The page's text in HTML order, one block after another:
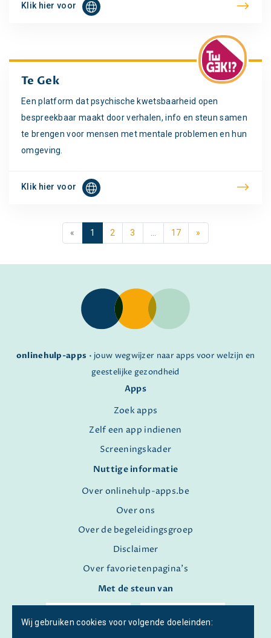
Klik hier voor
Te Gek
Een platform dat psychische kwetsbaarheid open
bespreekbaar maakt door verhalen, info en steun samen
te brengen voor mensen met mentale problemen en hun
omgeving.
Klik hier voor
« 1 2 3 17 »
onlinehulp-apps • jouw wegwijzer naar apps voor welzijn en
geestelijke gezondheid
Apps
Zoek apps
Zelf een app indienen
Screeningskader
Nuttige informatie
Over onlinehulp-apps.be
Over ons
Over de begeleidingsgroep
Disclaimer
Over favorietenpagina's
Met de steun van
Wij gebruiken cookies voor volgende doeleinden: